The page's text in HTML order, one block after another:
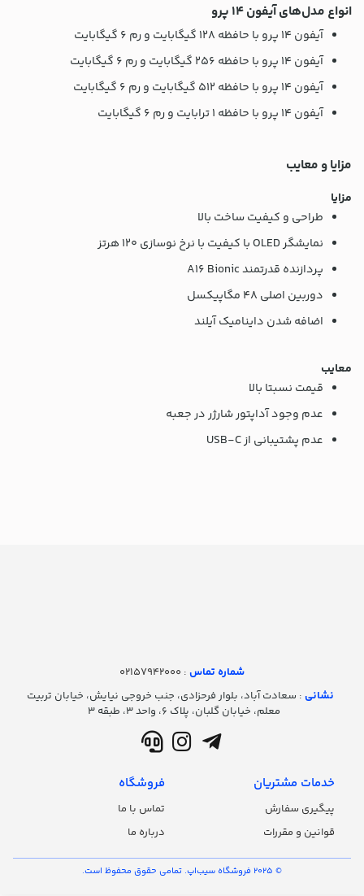
انواع مدل‌های آیفون 14 پرو
آیفون ۱۴ پرو با حافظه ۱۲۸ گیگابایت و رم ۶ گیگابایت
آیفون ۱۴ پرو با حافظه ۲۵۶ گیگابایت و رم ۶ گیگابایت
آیفون ۱۴ پرو با حافظه ۵۱۲ گیگابایت و رم ۶ گیگابایت
آیفون ۱۴ پرو با حافظه ۱ ترابایت و رم ۶ گیگابایت
مزایا و معایب
مزایا
طراحی و کیفیت ساخت بالا
نمایشگر OLED با کیفیت با نرخ نوسازی 120 هرتز
پردازنده قدرتمند A16 Bionic
دوربین اصلی 48 مگاپیکسل
اضافه شدن داینامیک آیلند
معایب
قیمت نسبتا بالا
عدم وجود آداپتور شارژر در جعبه
عدم پشتیبانی از USB-C
شماره تماس‌ : 02157942000
نشانی : سعادت آباد، بلوار فرحزادی، جنب خروجی نیایش، خیابان تربیت
معلم، خیابان گلبان، پلاک ۶، واحد ۳، طبقه ۳
خدمات مشتریان
پیگیری سفارش
قوانین و مقررات
فروشگاه
تماس با ما
درباره ما
© 2025 فروشگاه سیب‌اپ. تمامی حقوق محفوظ است.